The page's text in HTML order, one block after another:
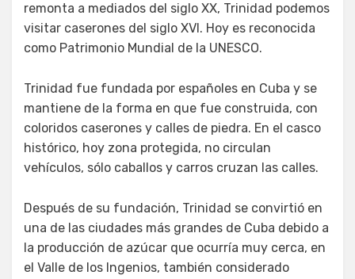
remonta a mediados del siglo XX, Trinidad podemos
visitar caserones del siglo XVI. Hoy es reconocida
como Patrimonio Mundial de la UNESCO.
Trinidad fue fundada por españoles en Cuba y se
mantiene de la forma en que fue construida, con
coloridos caserones y calles de piedra. En el casco
histórico, hoy zona protegida, no circulan
vehículos, sólo caballos y carros cruzan las calles.
Después de su fundación, Trinidad se convirtió en
una de las ciudades más grandes de Cuba debido a
la producción de azúcar que ocurría muy cerca, en
el Valle de los Ingenios, también considerado